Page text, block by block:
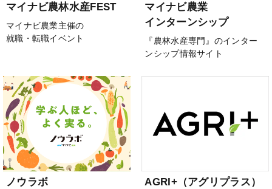
マイナビ農林水産FEST
マイナビ農業主催の
就職・転職イベント
マイナビ農業
インターンシップ
『農林水産専門』のインター
ンシップ情報サイト
ノウラボ AGRI+（アグリプラス）